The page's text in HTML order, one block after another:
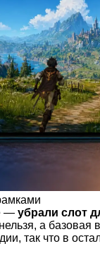
— убрали слот
а базовая
так что в